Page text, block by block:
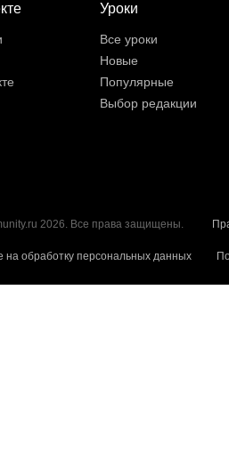
Уроки
Все уроки
Новые
Популярные
Выбор редакции
2026. Все права защищены.
на обработку персональных данных